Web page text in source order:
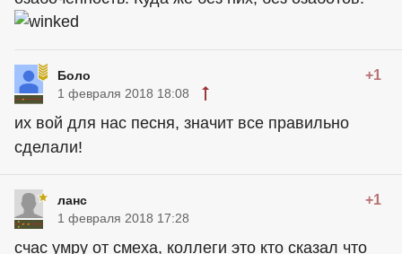
Боло +1
1 февраля 2018 18:08
их вой для нас песня, значит все правильно
сделали!
ланс +1
1 февраля 2018 17:28
счас умру от смеха, коллеги это кто сказал что